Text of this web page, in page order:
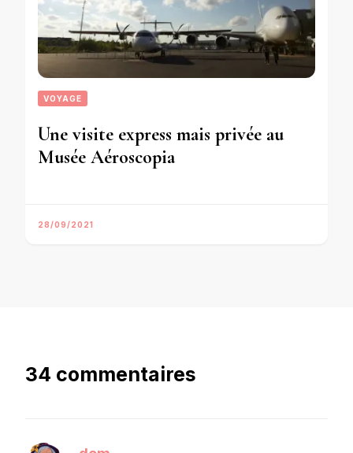
VOYAGE
Une visite express mais privée au
Musée Aéroscopia
28/09/2021
34 commentaires